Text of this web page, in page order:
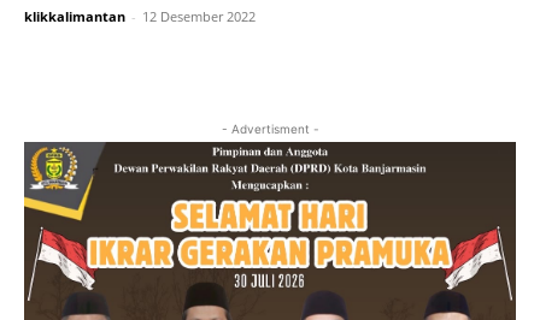
klikkalimantan - 12 Desember 2022
- Advertisment -